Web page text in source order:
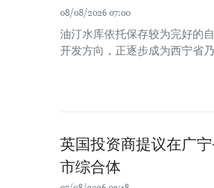
08/08/2026 07:00
油汀水库依托保存较为完好的
开发方向，正逐步成为西宁省
英国投资商提议在广
市综合体